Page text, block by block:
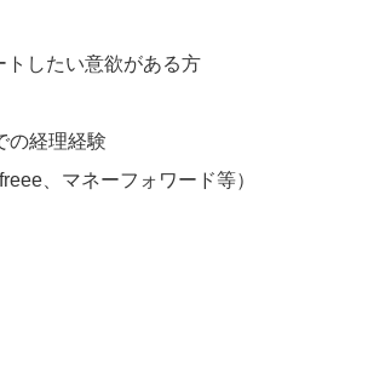
トしたい意欲がある方
の経理経験
、マネーフォワード等）